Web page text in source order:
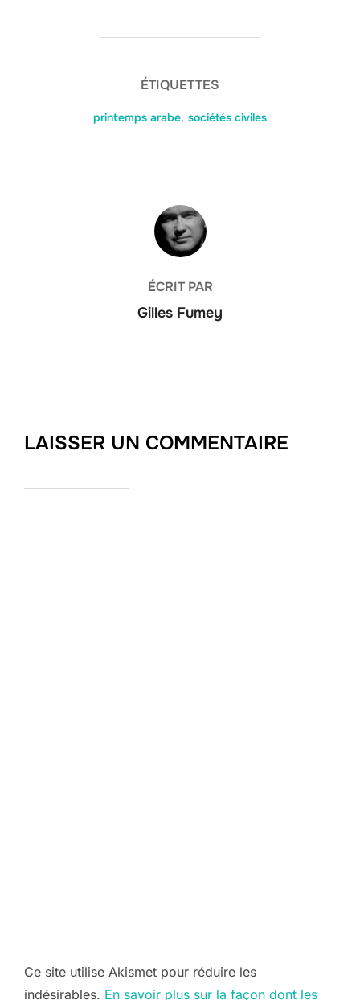
ÉTIQUETTES
printemps arabe, sociétés civiles
AUTEUR DE LA PUBLICATION
ÉCRIT PAR
Gilles Fumey
LAISSER UN COMMENTAIRE
Ce site utilise Akismet pour réduire les
indésirables. En savoir plus sur la façon dont les